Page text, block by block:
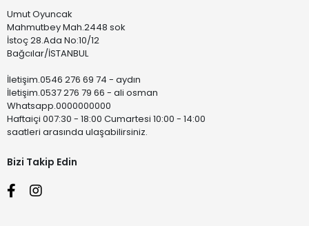
Umut Oyuncak
Mahmutbey Mah.2448 sok
İstoç 28.Ada No:10/12
Bağcılar/İSTANBUL
İletişim.0546 276 69 74 - aydın
İletişim.0537 276 79 66 - ali osman
Whatsapp.0000000000
Haftaiçi 007:30 - 18:00 Cumartesi 10:00 - 14:00
saatleri arasında ulaşabilirsiniz.
Bizi Takip Edin